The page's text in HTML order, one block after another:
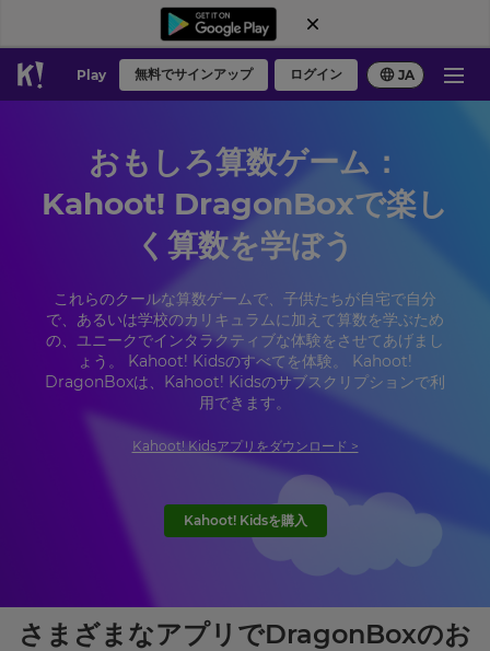
Play 無料でサインアップ ログイン JA
おもしろ算数ゲーム：
Kahoot! DragonBoxで楽し
く算数を学ぼう
これらのクールな算数ゲームで、子供たちが自宅で自分
で、あるいは学校のカリキュラムに加えて算数を学ぶため
の、ユニークでインタラクティブな体験をさせてあげまし
ょう。 Kahoot! Kidsのすべてを体験。 Kahoot!
DragonBoxは、Kahoot! Kidsのサブスクリプションで利
用できます。
Kahoot! Kidsアプリをダウンロード >
Kahoot! Kidsを購入
さまざまなアプリでDragonBoxのお